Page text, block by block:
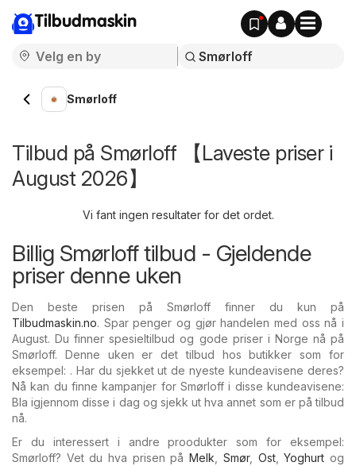
Tilbudmaskin
Smørloff
Tilbud på Smørloff 【Laveste priser i
August 2026】
Vi fant ingen resultater for det ordet.
Billig Smørloff tilbud - Gjeldende
priser denne uken
Den beste prisen på Smørloff finner du kun på
Tilbudmaskin.no. Spar penger og gjør handelen med oss nå i
August. Du finner spesieltilbud og gode priser i Norge nå på
Smørloff. Denne uken er det tilbud hos butikker som for
eksempel: . Har du sjekket ut de nyeste kundeavisene deres?
Nå kan du finne kampanjer for Smørloff i disse kundeavisene:
Bla igjennom disse i dag og sjekk ut hva annet som er på tilbud
nå.
Er du interessert i andre proodukter som for eksempel:
Smørloff? Vet du hva prisen påMelk Smør, Ost,Yoghurt og